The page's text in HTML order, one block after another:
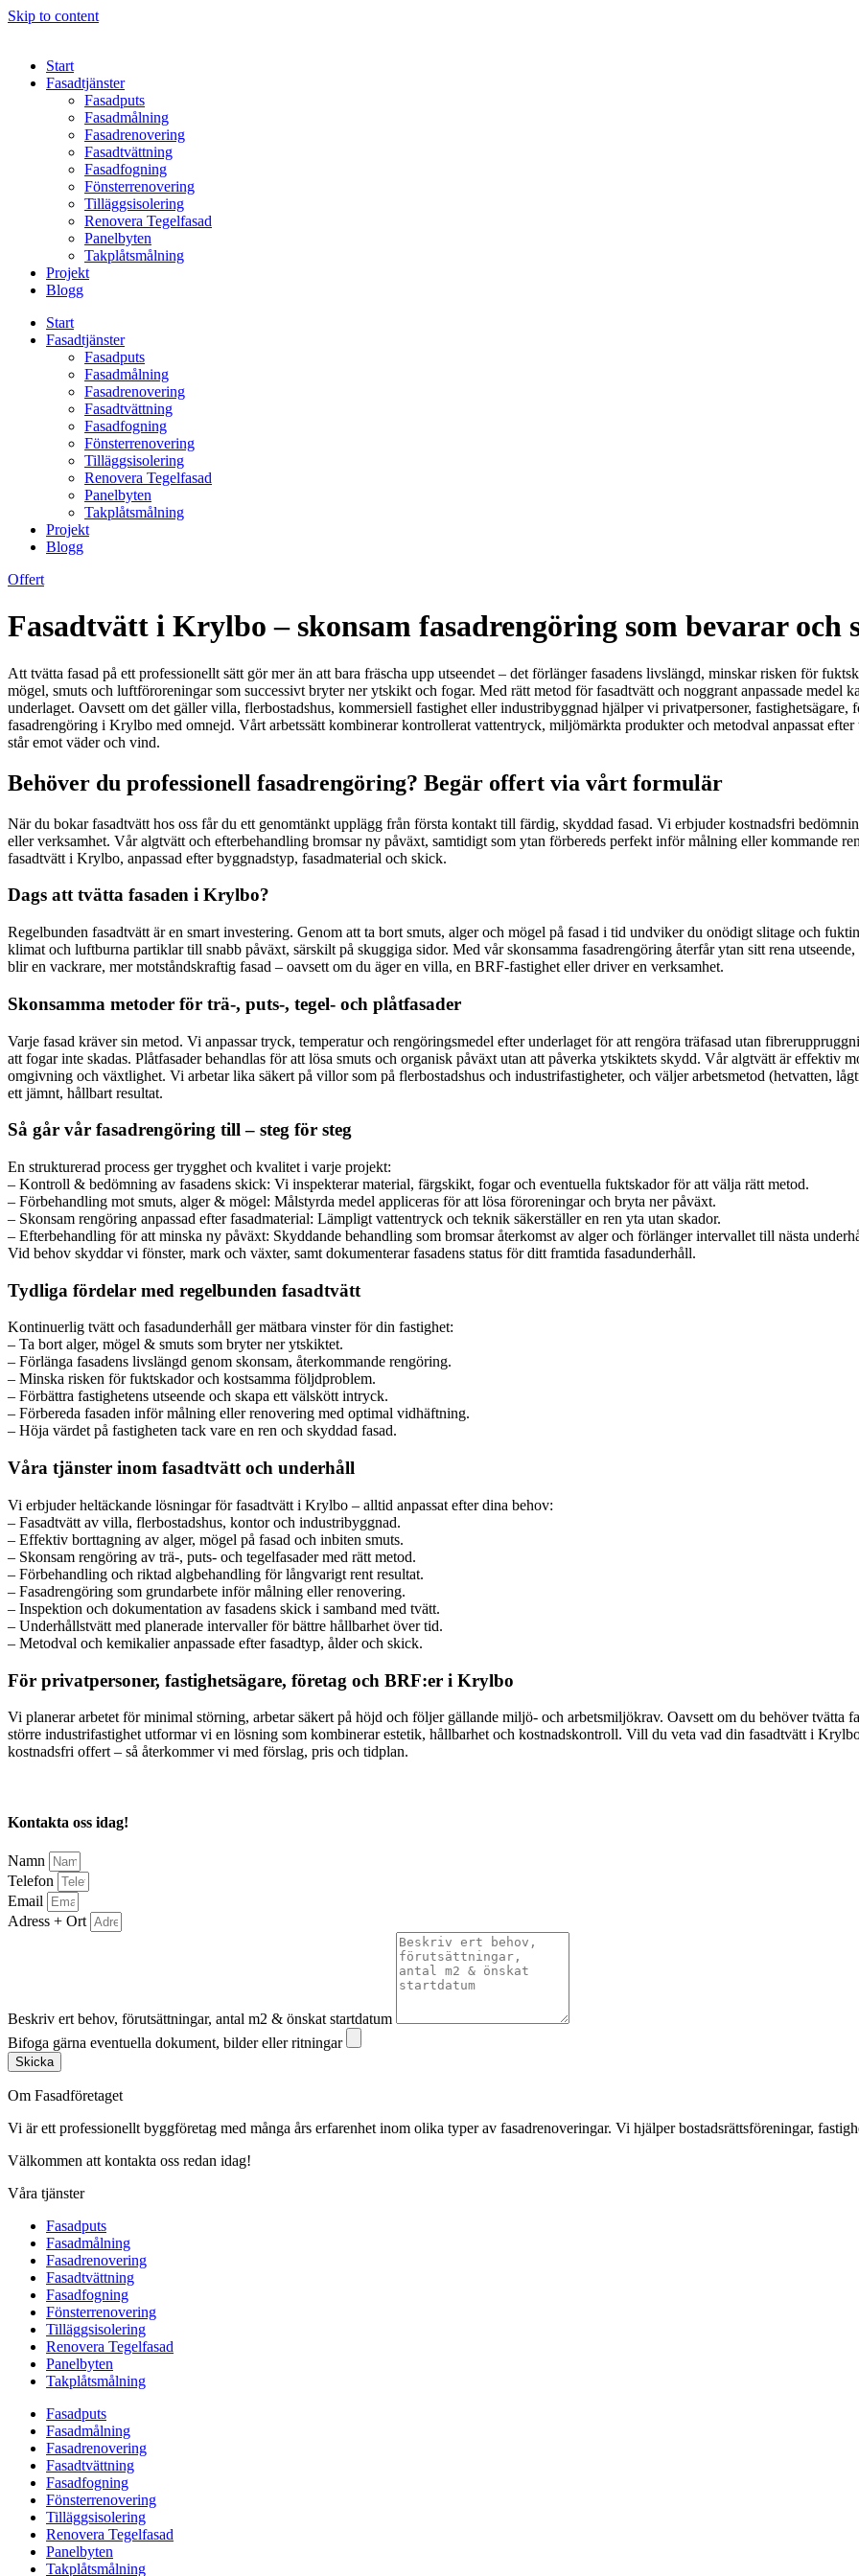
Skip to content
Start
Fasadtjänster
Fasadputs
Fasadmålning
Fasadrenovering
Fasadtvättning
Fasadfogning
Fönsterrenovering
Tilläggsisolering
Renovera Tegelfasad
Panelbyten
Takplåtsmålning
Projekt
Blogg
Start
Fasadtjänster
Fasadputs
Fasadmålning
Fasadrenovering
Fasadtvättning
Fasadfogning
Fönsterrenovering
Tilläggsisolering
Renovera Tegelfasad
Panelbyten
Takplåtsmålning
Projekt
Blogg
Offert
Fasadtvätt i Krylbo – skonsam fasadrengöring som bevarar och
Att tvätta fasad på ett professionellt sätt gör mer än att bara fräscha upp utseendet – det förlänger fasadens livslängd, minskar risken för
mögel, smuts och luftföroreningar som successivt bryter ner ytskikt och fogar. Med rätt metod för fasadtvätt och noggrant anpassade medel
underlaget. Oavsett om det gäller villa, flerbostadshus, kommersiell fastighet eller industribyggnad hjälper vi privatpersoner,
fasadrengöring i Krylbo med omnejd. Vårt arbetssätt kombinerar kontrollerat vattentryck, miljömärkta produkter och metodval anpassat
står emot väder och vind.
Behöver du professionell fasadrengöring? Begär offert via vårt formulär
När du bokar fasadtvätt hos oss får du ett genomtänkt upplägg från första kontakt till färdig, skyddad fasad. Vi erbjuder kostnadsfri
eller verksamhet. Vår algtvätt och efterbehandling bromsar ny påväxt, samtidigt som ytan förbereds perfekt inför målning eller kommande
fasadtvätt i Krylbo, anpassad efter byggnadstyp, fasadmaterial och skick.
Dags att tvätta fasaden i Krylbo?
Regelbunden fasadtvätt är en smart investering. Genom att ta bort smuts, alger och mögel på fasad i tid undviker du onödigt slitage och
klimat och luftburna partiklar till snabb påväxt, särskilt på skuggiga sidor. Med vår skonsamma fasadrengöring återfår ytan sitt rena
blir en vackrare, mer motståndskraftig fasad – oavsett om du äger en villa, en BRF-fastighet eller driver en verksamhet.
Skonsamma metoder för trä-, puts-, tegel- och plåtfasader
Varje fasad kräver sin metod. Vi anpassar tryck, temperatur och rengöringsmedel efter underlaget för att rengöra träfasad utan
att fogar inte skadas. Plåtfasader behandlas för att lösa smuts och organisk påväxt utan att påverka ytskiktets skydd. Vår algtvätt är effektiv
omgivning och växtlighet. Vi arbetar lika säkert på villor som på flerbostadshus och industrifastigheter, och väljer arbetsmetod (hetvatten,
ett jämnt, hållbart resultat.
Så går vår fasadrengöring till – steg för steg
En strukturerad process ger trygghet och kvalitet i varje projekt:
– Kontroll & bedömning av fasadens skick: Vi inspekterar material, färgskikt, fogar och eventuella fuktskador för att välja rätt metod.
– Förbehandling mot smuts, alger & mögel: Målstyrda medel appliceras för att lösa föroreningar och bryta ner påväxt.
– Skonsam rengöring anpassad efter fasadmaterial: Lämpligt vattentryck och teknik säkerställer en ren yta utan skador.
– Efterbehandling för att minska ny påväxt: Skyddande behandling som bromsar återkomst av alger och förlänger intervallet till nästa
Vid behov skyddar vi fönster, mark och växter, samt dokumenterar fasadens status för ditt framtida fasadunderhåll.
Tydliga fördelar med regelbunden fasadtvätt
Kontinuerlig tvätt och fasadunderhåll ger mätbara vinster för din fastighet:
– Ta bort alger, mögel & smuts som bryter ner ytskiktet.
– Förlänga fasadens livslängd genom skonsam, återkommande rengöring.
– Minska risken för fuktskador och kostsamma följdproblem.
– Förbättra fastighetens utseende och skapa ett välskött intryck.
– Förbereda fasaden inför målning eller renovering med optimal vidhäftning.
– Höja värdet på fastigheten tack vare en ren och skyddad fasad.
Våra tjänster inom fasadtvätt och underhåll
Vi erbjuder heltäckande lösningar för fasadtvätt i Krylbo – alltid anpassat efter dina behov:
– Fasadtvätt av villa, flerbostadshus, kontor och industribyggnad.
– Effektiv borttagning av alger, mögel på fasad och inbiten smuts.
– Skonsam rengöring av trä-, puts- och tegelfasader med rätt metod.
– Förbehandling och riktad algbehandling för långvarigt rent resultat.
– Fasadrengöring som grundarbete inför målning eller renovering.
– Inspektion och dokumentation av fasadens skick i samband med tvätt.
– Underhållstvätt med planerade intervaller för bättre hållbarhet över tid.
– Metodval och kemikalier anpassade efter fasadtyp, ålder och skick.
För privatpersoner, fastighetsägare, företag och BRF:er i Krylbo
Vi planerar arbetet för minimal störning, arbetar säkert på höjd och följer gällande miljö- och arbetsmiljökrav. Oavsett om du behöver tvätta
större industrifastighet utformar vi en lösning som kombinerar estetik, hållbarhet och kostnadskontroll. Vill du veta vad din fasadtvätt i
kostnadsfri offert – så återkommer vi med förslag, pris och tidplan.
Kontakta oss idag!
Namn
Telefon
Email
Adress + Ort
Beskriv ert behov, förutsättningar, antal m2 & önskat startdatum
Bifoga gärna eventuella dokument, bilder eller ritningar
Skicka
Om Fasadföretaget
Vi är ett professionellt byggföretag med många års erfarenhet inom olika typer av fasadrenoveringar. Vi hjälper bostadsrättsföreningar,
Välkommen att kontakta oss redan idag!
Våra tjänster
Fasadputs
Fasadmålning
Fasadrenovering
Fasadtvättning
Fasadfogning
Fönsterrenovering
Tilläggsisolering
Renovera Tegelfasad
Panelbyten
Takplåtsmålning
Fasadputs
Fasadmålning
Fasadrenovering
Fasadtvättning
Fasadfogning
Fönsterrenovering
Tilläggsisolering
Renovera Tegelfasad
Panelbyten
Takplåtsmålning